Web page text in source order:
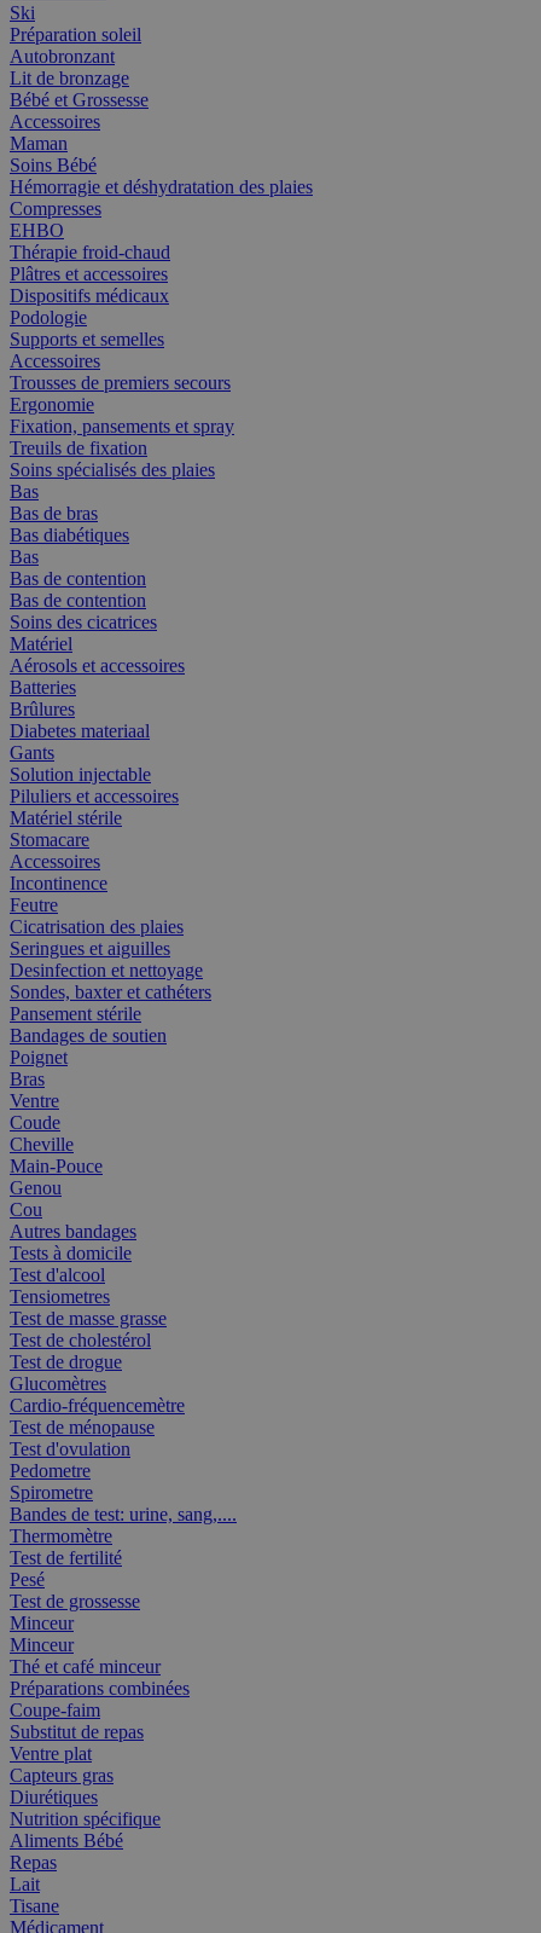
Ski
Préparation soleil
Autobronzant
Lit de bronzage
Bébé et Grossesse
Accessoires
Maman
Soins Bébé
Hémorragie et déshydratation des plaies
Compresses
EHBO
Thérapie froid-chaud
Plâtres et accessoires
Dispositifs médicaux
Podologie
Supports et semelles
Accessoires
Trousses de premiers secours
Ergonomie
Fixation, pansements et spray
Treuils de fixation
Soins spécialisés des plaies
Bas
Bas de bras
Bas diabétiques
Bas
Bas de contention
Bas de contention
Soins des cicatrices
Matériel
Aérosols et accessoires
Batteries
Brûlures
Diabetes materiaal
Gants
Solution injectable
Piluliers et accessoires
Matériel stérile
Stomacare
Accessoires
Incontinence
Feutre
Cicatrisation des plaies
Seringues et aiguilles
Desinfection et nettoyage
Sondes, baxter et cathéters
Pansement stérile
Bandages de soutien
Poignet
Bras
Ventre
Coude
Cheville
Main-Pouce
Genou
Cou
Autres bandages
Tests à domicile
Test d'alcool
Tensiometres
Test de masse grasse
Test de cholestérol
Test de drogue
Glucomètres
Cardio-fréquencemètre
Test de ménopause
Test d'ovulation
Pedometre
Spirometre
Bandes de test: urine, sang,....
Thermomètre
Test de fertilité
Pesé
Test de grossesse
Minceur
Minceur
Thé et café minceur
Préparations combinées
Coupe-faim
Substitut de repas
Ventre plat
Capteurs gras
Diurétiques
Nutrition spécifique
Aliments Bébé
Repas
Lait
Tisane
Médicament